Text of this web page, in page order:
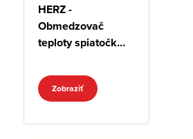
HERZ -
Obmedzovač
teploty spiatočky
Zobraziť